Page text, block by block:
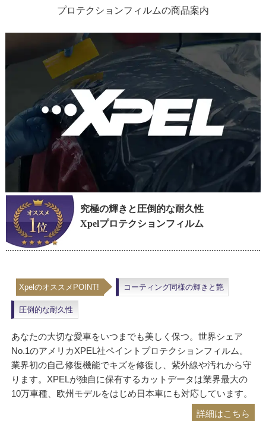
プロテクションフィルムの商品案内
究極の輝きと圧倒的な耐久性
Xpelプロテクションフィルム
XpelのオススメPOINT! コーティング同様の輝きと艶
圧倒的な耐久性
あなたの大切な愛車をいつまでも美しく保つ。世界シェア
No.1のアメリカXPEL社ペイントプロテクションフィルム。
業界初の自己修復機能でキズを修復し、紫外線や汚れから守
ります。XPELが独自に保有するカットデータは業界最大の
10万車種、欧州モデルをはじめ日本車にも対応しています。
詳細はこちら